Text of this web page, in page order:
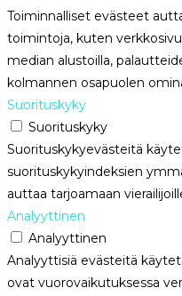
Toiminnalliset evästeet
toimintoja, kuten
median alustoilla,
kolmannen osapuolen
Suorituskyky
Suorituskyky
Suorituskykyevästeitä
suorituskykyindeksien
auttaa tarjoamaan
Analyyttinen
Analyyttinen
Analyyttisiä evästeitä
ovat vuorovaikutuksessa